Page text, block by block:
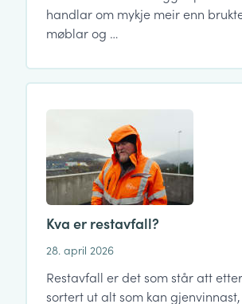
handlar om mykje meir enn
møblar og …
Kva er restavfall?
28. april 2026
Restavfall er det som står att
sortert ut alt som kan